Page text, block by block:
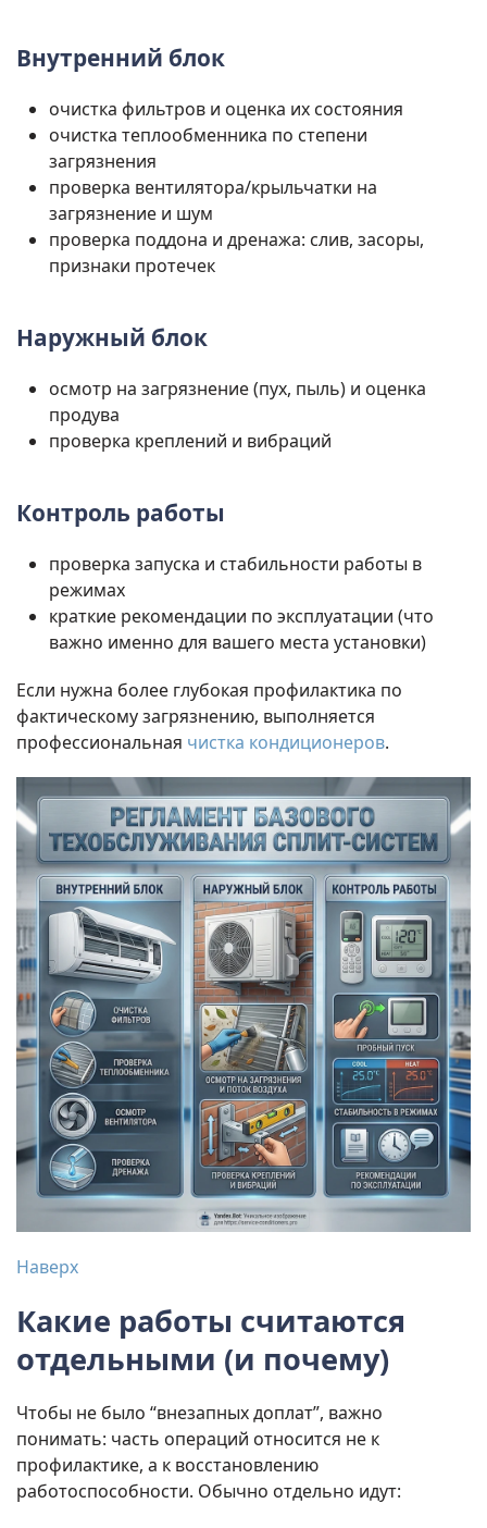
Внутренний блок
очистка фильтров и оценка их состояния
очистка теплообменника по степени
загрязнения
проверка вентилятора/крыльчатки на
загрязнение и шум
проверка поддона и дренажа: слив, засоры,
признаки протечек
Наружный блок
осмотр на загрязнение (пух, пыль) и оценка
продува
проверка креплений и вибраций
Контроль работы
проверка запуска и стабильности работы в
режимах
краткие рекомендации по эксплуатации (что
важно именно для вашего места установки)
Если нужна более глубокая профилактика по
фактическому загрязнению, выполняется
профессиональная чистка кондиционеров.
Наверх
Какие работы считаются
отдельными (и почему)
Чтобы не было “внезапных доплат”, важно
понимать: часть операций относится не к
профилактике, а к восстановлению
работоспособности. Обычно отдельно идут: